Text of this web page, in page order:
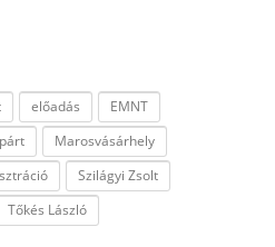
előadás
EMNT
Marosvásárhely
Szilágyi Zsolt
Tőkés László